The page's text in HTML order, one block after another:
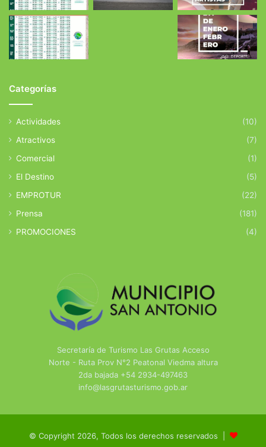
Categorías
Actividades
(10)
Atractivos
(7)
Comercial
(1)
El Destino
(5)
EMPROTUR
(22)
Prensa
(181)
PROMOCIONES
(4)
Secretaría de Turismo Las Grutas Acceso
Norte - Ruta Prov N°2 Peatonal Viedma altura
2da bajada +54 2934-497463
info@lasgrutasturismo.gob.ar
© Copyright 2026, Todos los derechos reservados |